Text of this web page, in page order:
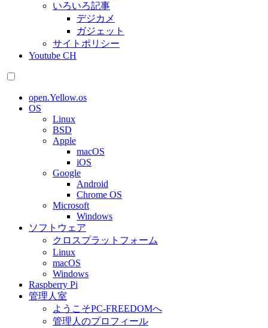
いろいろ記事
デジカメ
ガジェット
サイトポリシー
Youtube CH
open.Yellow.os
OS
Linux
BSD
Apple
macOS
iOS
Google
Android
Chrome OS
Microsoft
Windows
ソフトウェア
クロスプラットフォーム
Linux
macOS
Windows
Raspberry Pi
管理人室
ようこそPC-FREEDOMへ
管理人のプロフィール